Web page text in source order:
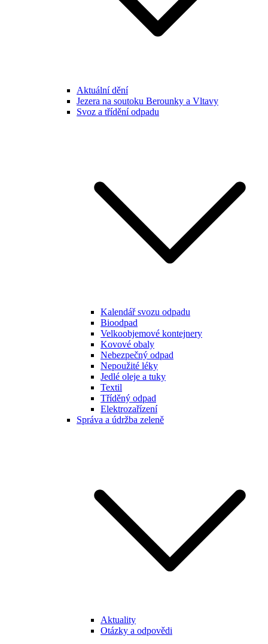
Aktuální dění
Jezera na soutoku Berounky a Vltavy
Svoz a třídění odpadu
Kalendář svozu odpadu
Bioodpad
Velkoobjemové kontejnery
Kovové obaly
Nebezpečný odpad
Nepoužité léky
Jedlé oleje a tuky
Textil
Tříděný odpad
Elektrozařízení
Správa a údržba zeleně
Aktuality
Otázky a odpovědi